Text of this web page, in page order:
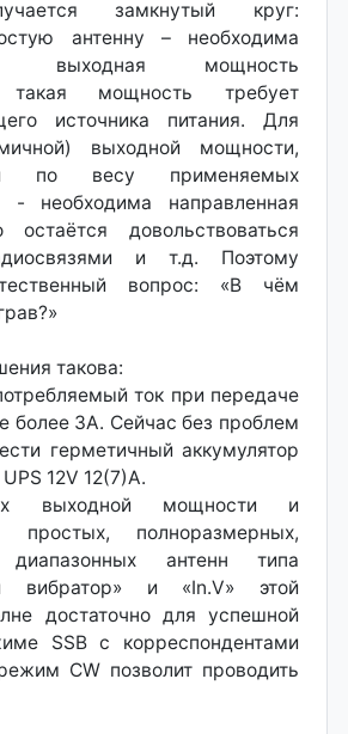
замкнутый круг:
антенну – необходима
выходная мощность
такая мощность требует
источника питания. Для
выходной мощности,
по весу применяемых
- необходима направленная
остаётся довольствоваться
и т.д. Поэтому
вопрос: «В чём
такова:
ток при передаче
более 3А. Сейчас без проблем
герметичный аккумулятор
12V 12(7)А.
выходной мощности и
простых, полноразмерных,
диапазонных антенн типа
вибратор» и «In.V» этой
достаточно для успешной
SSB с корреспондентами
CW позволит проводить